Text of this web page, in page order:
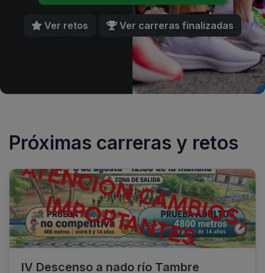
Ver retos Ver carreras finalizadas
Próximas carreras y retos
IV Descenso a nado río Tambre